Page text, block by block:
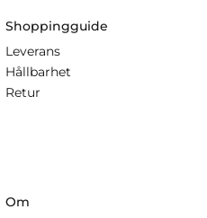
Shoppingguide
Leverans
Hållbarhet
Retur
Om